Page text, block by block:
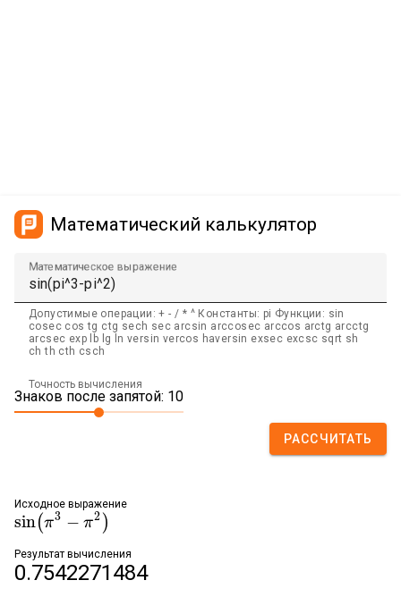
Математический калькулятор
Математическое выражение
Допустимые операции: + - / * ^ Константы: pi Функции: sin
cosec cos tg ctg sech sec arcsin arccosec arccos arctg arcctg
arcsec exp lb lg ln versin vercos haversin exsec excsc sqrt sh
ch th cth csch
Точность вычисления
Знаков после запятой: 10
РАССЧИТАТЬ
Исходное выражение
sin(π3 − π2 )
sin(π3− π2 )
Результат вычисления
0.7542271484